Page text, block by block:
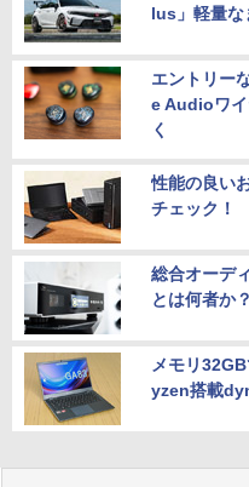
lus」軽量な
エントリー
e Audioワイ
く
性能の良い
チェック！
総合オーデ
とは何者か？
メモリ
yzen搭載